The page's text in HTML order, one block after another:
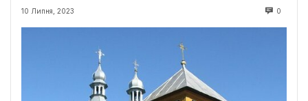
10 Липня, 2023 0